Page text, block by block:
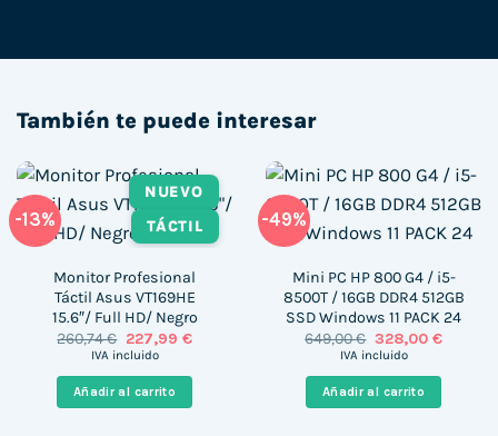
También te puede interesar
-13%
NUEVO
TÁCTIL
Monitor Profesional
Táctil Asus VT169HE
15.6″/ Full HD/ Negro
260,74€ El
precio
era:
260,74 €.
227,99 €El
es:
IVA incluido
Añadir al carrito
-49%
Mini PC HP 800 G4 / i5-
8500T / 16GB DDR4 512GB
SSD Windows 11 PACK 24
649,00€ El
precio
era:
649,00 €.
328,00 €El
es:
IVA incluido
Añadir al carrito